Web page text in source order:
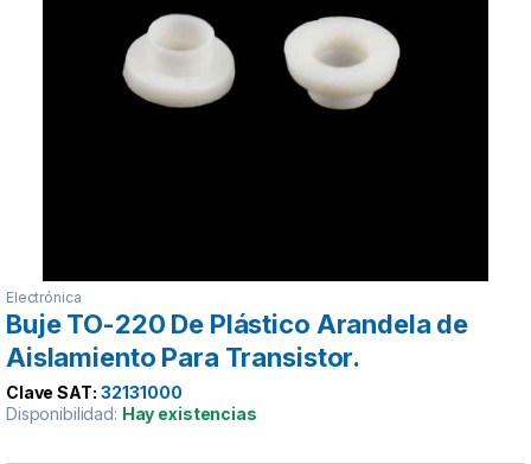
Electrónica
Buje TO-220 De Plástico Arandela de
Aislamiento Para Transistor.
Clave SAT: 32131000
Disponibilidad: Hay existencias